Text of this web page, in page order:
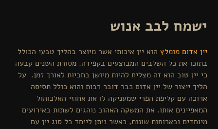
לבב אנוש
מומלץהוא יין איכותי אשר מיוצר בהליך טבעי הכולל
את כל השלבים המבוצעים בקפידה. מסורת השנים קבעה
טוב הוא זה מצליח להיות מיושן בחביות לאורך זמן. על
של יין אדום כבר דובר רבות והוא כולל תסיסה
עם קליפת הפרי שמעניקה לו את אחוזי האלכוהול
אותו. את המשקה האהוב נוהגים לשתות באירועים
ובארוחות שונות, כאשר ניתן לייחד כל סוג יין עם